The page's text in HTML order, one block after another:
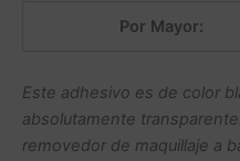
Por Mayor:
Este adhesivo es de color
absolutamente
removedor de maquillaje a